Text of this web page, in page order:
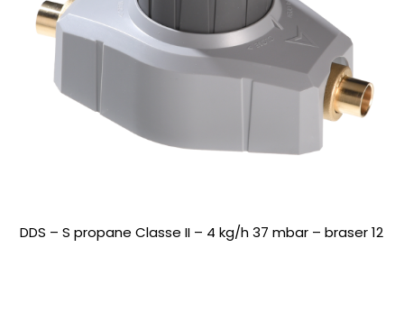
DDS – S propane Classe II – 4 kg/h 37 mbar – braser 12